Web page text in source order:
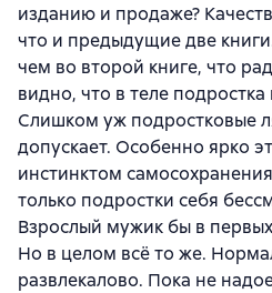
изданию и продаже?
что и предыдущие две
чем во второй книге, что
видно, что в теле
Слишком уж подростковые
допускает. Особенно ярко
инстинктом
только подростки себя
Взрослый мужик бы в
Но в целом всё то же.
развлекалово. Пока не